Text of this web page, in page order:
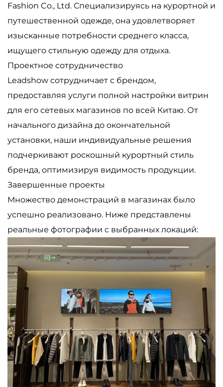
Fashion Co., Ltd. Специализируясь на курортной и
путешественной одежде, она удовлетворяет
изысканные потребности среднего класса,
ищущего стильную одежду для отдыха.
Проектное сотрудничество
Leadshow сотрудничает с брендом,
предоставляя услуги полной настройки витрин
для его сетевых магазинов по всей Китаю. От
начального дизайна до окончательной
установки, наши индивидуальные решения
подчеркивают роскошный курортный стиль
бренда, оптимизируя видимость продукции.
Завершенные проекты
Множество демонстраций в магазинах было
успешно реализовано. Ниже представлены
реальные фотографии с выбранных локаций: